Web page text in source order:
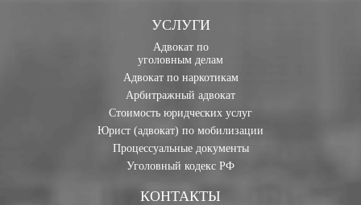
УСЛУГИ
Адвокат по
уголовным делам
Адвокат по наркотикам
Арбитражный адвокат
Стоимость юридческих услуг
Юрист (адвокат) по мобилизации
Процессуальные документы
Уголовный кодекс РФ
КОНТАКТЫ